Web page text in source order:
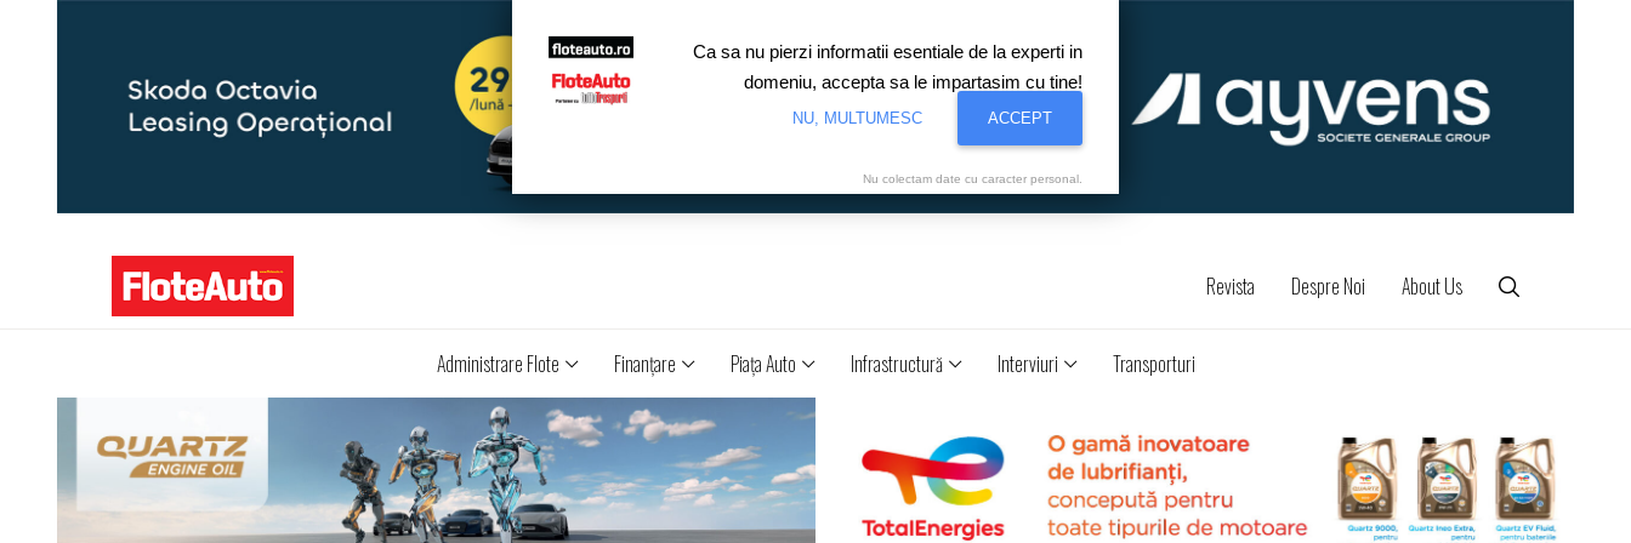
Revista Despre Noi About Us
Administrare Flote Finanţare Piaţa Auto Infrastructură Interviuri Transporturi
Ca sa nu pierzi informatii esentiale de la experti in
domeniu, accepta sa le impartasim cu tine!
NU, MULTUMESC ACCEPT
Nu colectam date cu caracter personal.